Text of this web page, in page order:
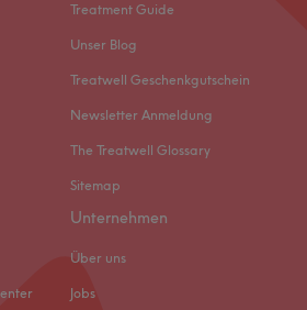
Treatment Guide
Unser Blog
Treatwell Geschenkgutschein
Newsletter Anmeldung
The Treatwell Glossary
Sitemap
Unternehmen
Über uns
Jobs